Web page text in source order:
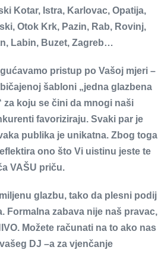
Kotar, Istra, Karlovac, Opatija,
Otok Krk, Pazin, Rab, Rovinj,
Labin, Buzet, Zagreb…
pristup po Vašoj mjeri –
šabloni „jedna glazbena
za koju se čini da mnogi naši
favoriziraju. Svaki par je
publika je unikatna. Zbog toga
ono što Vi uistinu jeste te
VAŠU priču.
glazbu, tako da plesni podij
Formalna zabava nije naš pravac,
Možete računati na to ako nas
DJ –a za vjenčanje